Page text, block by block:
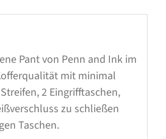
Pant von Penn and Ink im
mit minimal
2 Eingrifftaschen,
zu schließen
Taschen.